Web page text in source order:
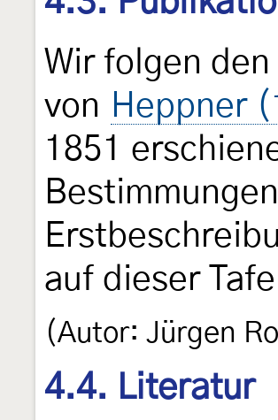
Wir folgen
von Heppner
1851
auf dieser
(Autor: Jürgen
4.4. Literatur